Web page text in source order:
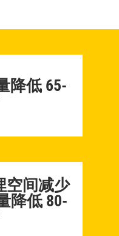
降低 65-
空间减少
降低 80-